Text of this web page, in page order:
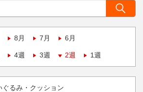
8月 7月 6月
4週 3週 2週 1週
ぐるみ・クッション